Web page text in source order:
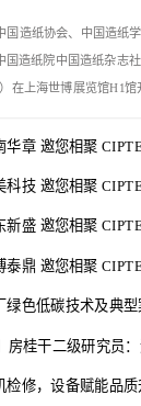
国造纸协会、中国造纸
国造纸院中国造纸杂志
）在上海世博展览馆H1馆
华章 邀您相聚
科技 邀您相聚
新盛 邀您相聚
泰鼎 邀您相聚
绿色低碳技术及典
房桂干二级研究员
检修，设备赋能品质